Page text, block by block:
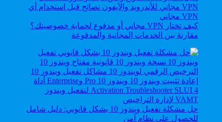
كيف تختار VPN مجاني أو مدفوع لحماية خصوصيتك؟
مقارنة بين الخدمات المجانية والمدفوعة
حل مشكلة تفعيل ويندوز 10 بشكل قانوني: دليل شامل
للحصول على نظام آمن